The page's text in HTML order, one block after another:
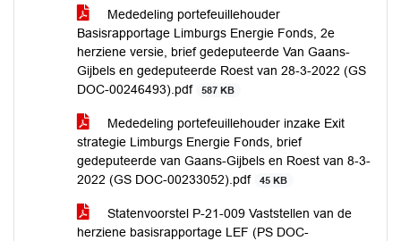
Mededeling portefeuillehouder
Basisrapportage Limburgs Energie Fonds, 2e
herziene versie, brief gedeputeerde Van Gaans-
Gijbels en gedeputeerde Roest van 28-3-2022 (GS
DOC-00246493).pdf
587 KB
Mededeling portefeuillehouder inzake Exit
strategie Limburgs Energie Fonds, brief
gedeputeerde van Gaans-Gijbels en Roest van 8-3-
2022 (GS DOC-00233052).pdf
45 KB
Statenvoorstel P-21-009 Vaststellen van de
herziene basisrapportage LEF (PS DOC-